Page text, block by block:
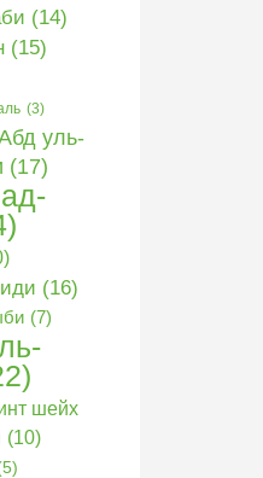
(14)
(15)
(3)
уль-
(17)
(16)
(7)
шейх
(10)